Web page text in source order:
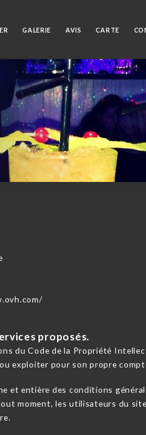
GALERIE AVIS CARTE
proposés.
du Code de la Propriété
exploiter pour son propre
et entière des conditions
moment, les utilisateurs du site